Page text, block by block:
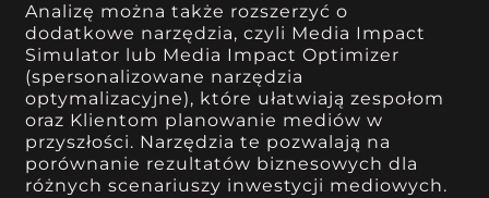
Analizę można także rozszerzyć o
dodatkowe narzędzia, czyli Media Impact
Simulator lub Media Impact Optimizer
(spersonalizowane narzędzia
optymalizacyjne), które ułatwiają zespołom
oraz Klientom planowanie mediów w
przyszłości. Narzędzia te pozwalają na
porównanie rezultatów biznesowych dla
różnych scenariuszy inwestycji mediowych.